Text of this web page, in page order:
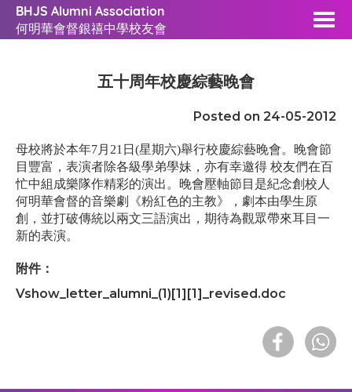
BHJS Alumni Association
何明華會督銀禧中學校友會
五十周年校慶綜藝晚會
Posted on 24-05-2012
母校將於本年7月 21 日 (星期六)舉行校慶綜藝晚會。晚會節
目豐富，表演者除各級學弟學妹，亦有幸邀得 校友們在百
忙中組成樂隊作精彩的演出。晚會壓軸節目是紀念創校人
何明華會督的音樂劇
《粉紅色的主教》
，劇本由學生原
創，並打破傳統以兩文三語演出，期待為觀眾帶來耳目一
新的表演。
附件：
Vshow_letter_alumni_(1)[1][1]_revised.doc